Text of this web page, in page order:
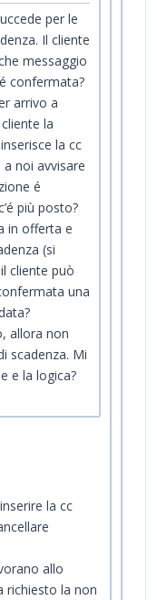
per le
Il cliente
messaggio
confermata?
arrivo a
la
la cc
a noi avvisare
é
più posto?
in offerta e
(si
cliente può
una
allora non
scadenza. Mi
e la logica?
la cc
allo
richiesto la non